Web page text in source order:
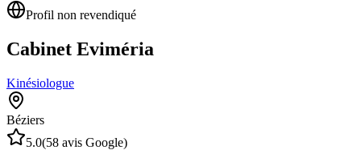
Profil non revendiqué
Cabinet Eviméria
Kinésiologue
Béziers
5.0(58 avis Google)